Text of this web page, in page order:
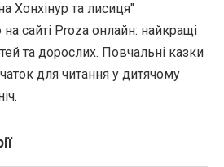
Хонхінур та лисиця"
сайті Proza онлайн: найкращі
та дорослих. Повчальні казки
для читання у дитячому